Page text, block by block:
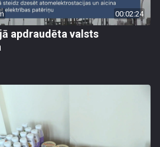
00:02:24
apdraudēta valsts